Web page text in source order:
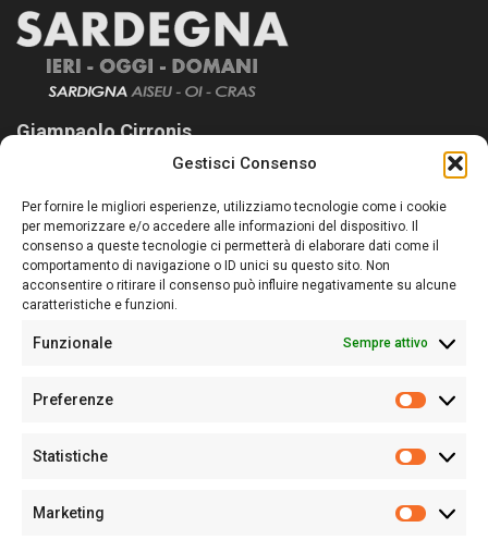
Gestisci Consenso
Per fornire le migliori esperienze, utilizziamo tecnologie come i cookie
per memorizzare e/o accedere alle informazioni del dispositivo. Il
consenso a queste tecnologie ci permetterà di elaborare dati come il
comportamento di navigazione o ID unici su questo sito. Non
acconsentire o ritirare il consenso può influire negativamente su alcune
caratteristiche e funzioni.
Funzionale Sempre attivo
Preferenze
Statistiche
Marketing
Giampaolo Cirronis
Sardegna Ieri-Oggi-Domani nasce per informare “liberamente” i
lettori su quanto accade in Sardegna, con un occhio rivolto al
nostro passato e, soprattutto, al nostro futuro
Follow Us
Sede:Via Cristoforo Colombo 09013 Carbonia
Partita IVA02270380922
128/2020 del 10/02/2020